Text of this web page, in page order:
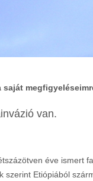
saját
van.
éve ismert
szerint Etiópiából